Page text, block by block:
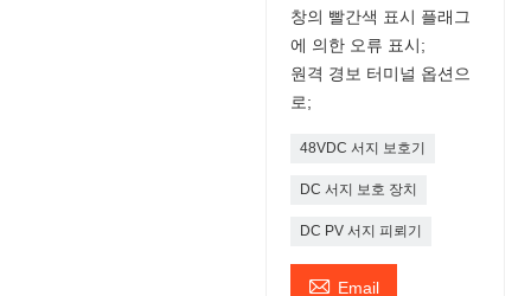
창의 빨간색 표시 플래그
에 의한 오류 표시;
원격 경보 터미널 옵션으
로;
48VDC 서지 보호기
DC 서지 보호 장치
DC PV 서지 피뢰기
 Email